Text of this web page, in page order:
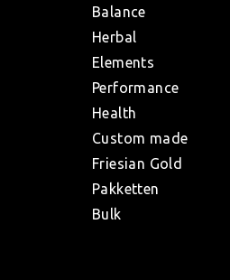
Balance
Herbal
Elements
Performance
Health
Custom made
Friesian Gold
Pakketten
Bulk